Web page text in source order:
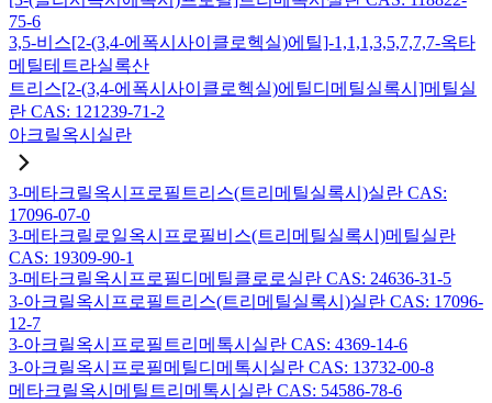
75-6
3,5-비스[2-(3,4-에폭시사이클로헥실)에틸]-1,1,1,3,5,7,7,7-옥타
메틸테트라실록산
트리스[2-(3,4-에폭시사이클로헥실)에틸디메틸실록시]메틸실
란 CAS: 121239-71-2
아크릴옥시실란
3-메타크릴옥시프로필트리스(트리메틸실록시)실란 CAS:
17096-07-0
3-메타크릴로일옥시프로필비스(트리메틸실록시)메틸실란
CAS: 19309-90-1
3-메타크릴옥시프로필디메틸클로로실란 CAS: 24636-31-5
3-아크릴옥시프로필트리스(트리메틸실록시)실란 CAS: 17096-
12-7
3-아크릴옥시프로필트리메톡시실란 CAS: 4369-14-6
3-아크릴옥시프로필메틸디메톡시실란 CAS: 13732-00-8
메타크릴옥시메틸트리메톡시실란 CAS: 54586-78-6